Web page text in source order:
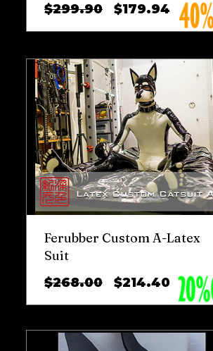
$299.90
ราคา
$179.94 ราคา
ขาย
Ferubber Custom A-Latex
Suit
$268.00
ราคา
$214.40ราคา
ขาย